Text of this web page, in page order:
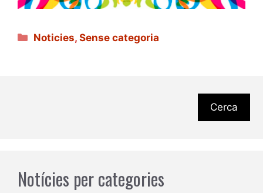
Categories
Noticies,Sense categoria
Cerca
Notícies per categories